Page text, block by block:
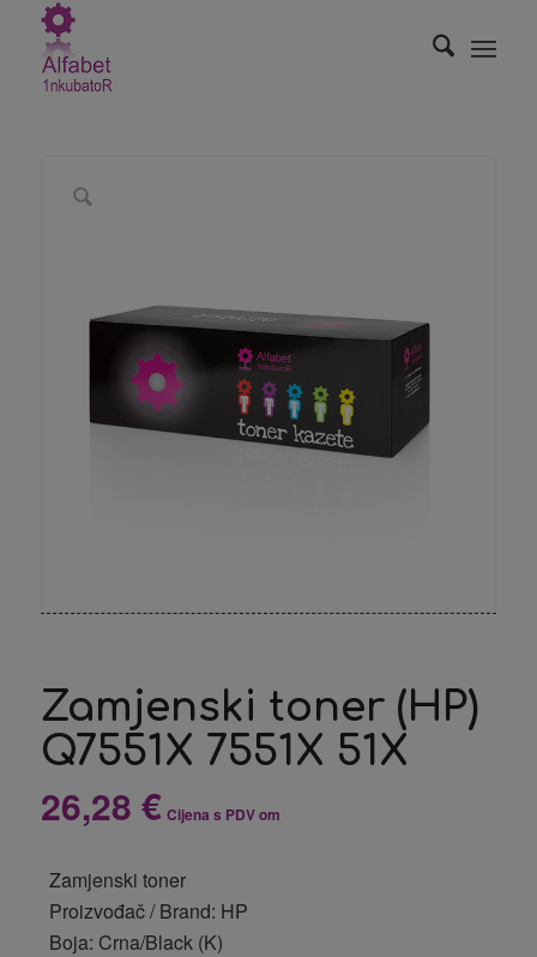
Zamjenski toner (HP)
Q7551X 7551X 51X
26,28 € Cijena s PDV om
Zamjenski toner
Proizvođač / Brand: HP
Boja: Crna/Black (K)